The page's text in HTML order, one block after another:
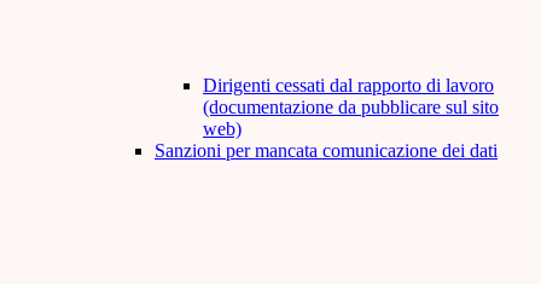
Dirigenti cessati dal rapporto di lavoro
(documentazione da pubblicare sul sito
web)
Sanzioni per mancata comunicazione dei dati